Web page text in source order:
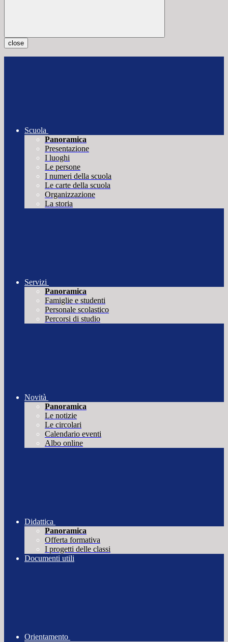
close
Scuola
Panoramica
Presentazione
I luoghi
Le persone
I numeri della scuola
Le carte della scuola
Organizzazione
La storia
Servizi
Panoramica
Famiglie e studenti
Personale scolastico
Percorsi di studio
Novità
Panoramica
Le notizie
Le circolari
Calendario eventi
Albo online
Didattica
Panoramica
Offerta formativa
I progetti delle classi
Documenti utili
Orientamento